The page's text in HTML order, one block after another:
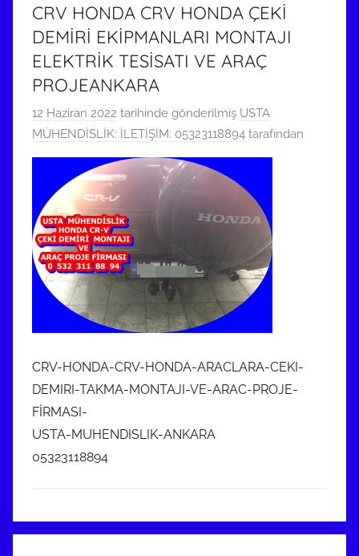
CRV HONDA CRV HONDA ÇEKİ
DEMİRİ EKİPMANLARI MONTAJI
ELEKTRİK TESİSATI VE ARAÇ
PROJEANKARA
12 Haziran 2022 tarihinde gönderilmiş USTA
MÜHENDİSLİK: İLETİŞİM: 05323118894 tarafından
CRV-HONDA-CRV-HONDA-ARACLARA-CEKI-
DEMIRI-TAKMA-MONTAJI-VE-ARAC-PROJE-
FİRMASI-
USTA-MUHENDISLIK-ANKARA
05323118894